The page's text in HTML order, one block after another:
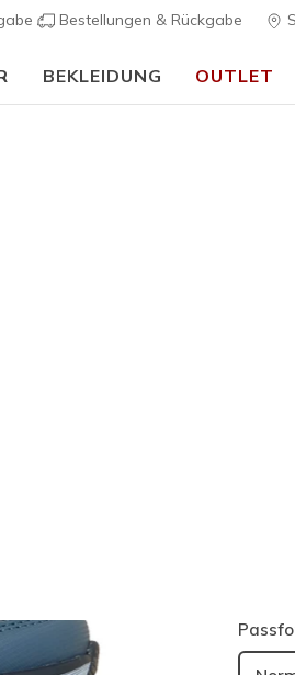
Bestellungen & Rückgabe
BEKLEIDUNG OUTLET